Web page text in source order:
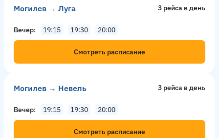
Могилев → Луга 3 рейсa в день
Вечер 19:15 19:30 20:00
Смотреть расписание
Могилев → Невель 3 рейсa в день
Вечер 19:15 19:30 20:00
Смотреть расписание